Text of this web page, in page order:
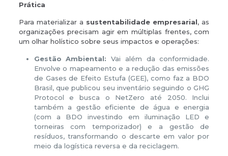
Prática
Para materializar a sustentabilidade empresarial, as
organizações precisam agir em múltiplas frentes, com
um olhar holístico sobre seus impactos e operações:
Gestão Ambiental: Vai além da conformidade.
Envolve o mapeamento e a redução das emissões
de Gases de Efeito Estufa (GEE), como faz a BDO
Brasil, que publicou seu inventário seguindo o GHG
Protocol e busca o NetZero até 2050. Inclui
também a gestão eficiente de água e energia
(com a BDO investindo em iluminação LED e
torneiras com temporizador) e a gestão de
resíduos, transformando o descarte em valor por
meio da logística reversa e da reciclagem.